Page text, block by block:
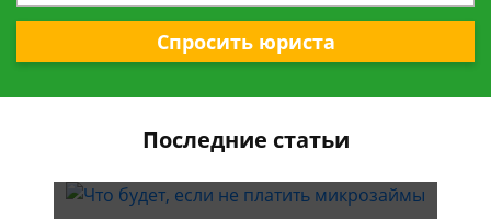
Спросить юриста
Последние статьи